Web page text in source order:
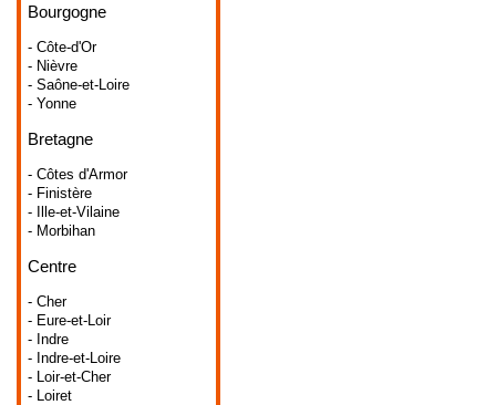
Bourgogne
- Côte-d'Or
- Nièvre
- Saône-et-Loire
- Yonne
Bretagne
- Côtes d'Armor
- Finistère
- Ille-et-Vilaine
- Morbihan
Centre
- Cher
- Eure-et-Loir
- Indre
- Indre-et-Loire
- Loir-et-Cher
- Loiret